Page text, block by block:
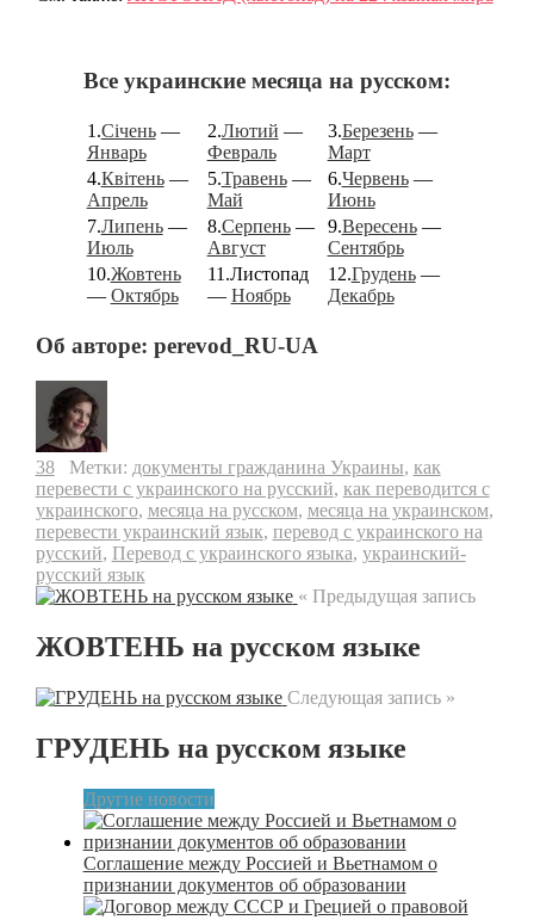
Все украинские месяца на русском:
1.Cічень—
Январь
2.Лютий —
Февраль
3.Березень—
Март
4.Квітень—
Апрель
5.Травень—
Май
6.Червень—
Июнь
7.Липень—
Июль
8.Серпень—
Август
9.Вересень—
Сентябрь
10.Жовтень
— Октябрь
11.Листопад
— Ноябрь
12.Грудень—
Декабрь
Об авторе: perevod_RU-UA
38 Метки: документы гражданина Украины, как
перевести с украинского на русский, как переводится с
украинского, месяца на русском, месяца на украинском,
перевести украинский язык, перевод с украинского на
русский, Перевод с украинского языка, украинский-
русский язык
« Предыдущая запись
ЖОВТЕНЬ на русском языке
Следующая запись »
ГРУДЕНЬ на русском языке
Другие новости
Соглашение между Россией и Вьетнамом о
признании документов об образовании